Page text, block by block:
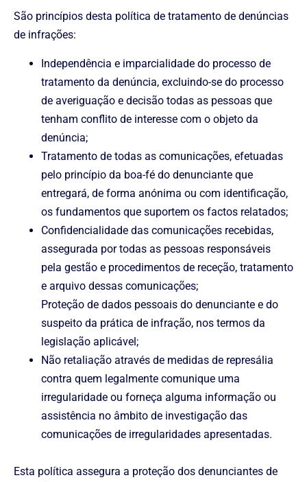
São princípios desta política de tratamento de denúncias
de infrações:
Independência e imparcialidade do processo de
tratamento da denúncia, excluindo-se do processo
de averiguação e decisão todas as pessoas que
tenham conflito de interesse com o objeto da
denúncia;
Tratamento de todas as comunicações, efetuadas
pelo princípio da boa-fé do denunciante que
entregará, de forma anónima ou com identificação,
os fundamentos que suportem os factos relatados;
Confidencialidade das comunicações recebidas,
assegurada por todas as pessoas responsáveis
pela gestão e procedimentos de receção, tratamento
e arquivo dessas comunicações;
Proteção de dados pessoais do denunciante e do
suspeito da prática de infração, nos termos da
legislação aplicável;
Não retaliação através de medidas de represália
contra quem legalmente comunique uma
irregularidade ou forneça alguma informação ou
assistência no âmbito de investigação das
comunicações de irregularidades apresentadas.
Esta política assegura a proteção dos denunciantes de